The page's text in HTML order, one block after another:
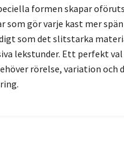
formen skapar
som gör varje kast mer
som det slitstarka
lekstunder. Ett perfekt
rörelse, variation och